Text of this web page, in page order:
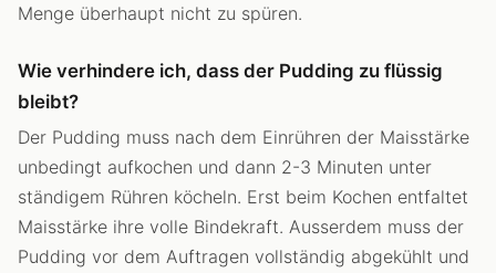
Menge überhaupt nicht zu spüren.
Wie verhindere ich, dass der Pudding zu flüssig
bleibt?
Der Pudding muss nach dem Einrühren der Maisstärke
unbedingt aufkochen und dann 2-3 Minuten unter
ständigem Rühren köcheln. Erst beim Kochen entfaltet
Maisstärke ihre volle Bindekraft. Ausserdem muss der
Pudding vor dem Auftragen vollständig abgekühlt und